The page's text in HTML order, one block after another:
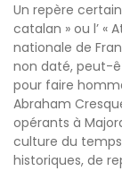
Un repère
catalan » ou l’ «
nationale de
non daté, peut-
pour faire
Abraham
opérants à
culture du
historiques, de